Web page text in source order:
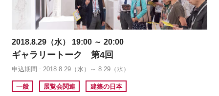
2018.8.29（水） 19:00 ～ 20:00
ギャラリートーク 第4回
申込期間 : 2018.8.29（水）～ 8.29（水）
一般 展覧会関連 建築の日本